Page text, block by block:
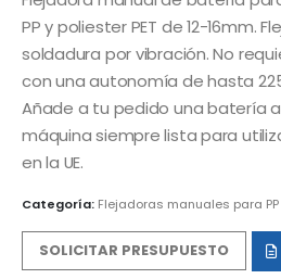
PP y poliester PET de 12-16mm.
soldadura por vibración. No
con una autonomía de hasta
Añade a tu pedido una batería
máquina siempre lista para
en la UE.
Categoría: Flejadoras manuales para PP
SOLICITAR PRESUPUESTO